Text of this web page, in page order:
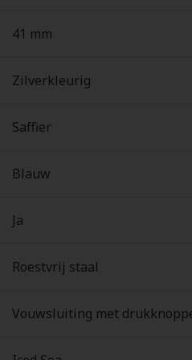
41 mm
Zilverkleurig
Saffier
Blauw
Ja
Roestvrij staal
Vouwsluiting met